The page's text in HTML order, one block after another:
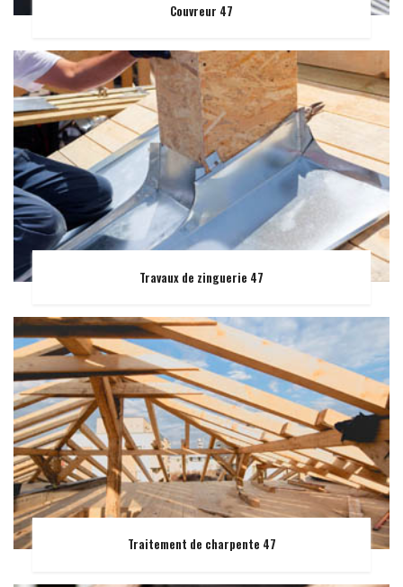
Couvreur 47
Travaux de zinguerie 47
Traitement de charpente 47